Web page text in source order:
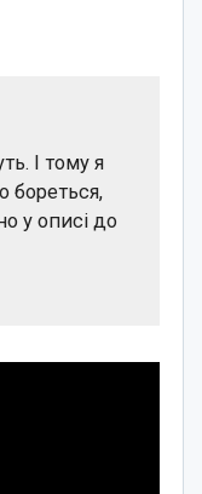
І тому я
бореться,
у описі до